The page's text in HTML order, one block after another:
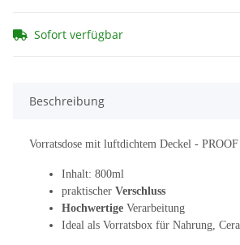
Sofort verfügbar
Beschreibung
Vorratsdose mit luftdichtem Deckel -
Inhalt: 800ml
praktischer Verschluss
Hochwertige Verarbeitung
Ideal als Vorratsbox für Nahrung,